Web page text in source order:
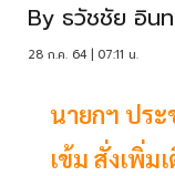
By ธวัชชัย อิน
28 ก.ค. 64 | 07:11 น.
นายกฯ ปร
เข้ม สั่งเพิ่ม